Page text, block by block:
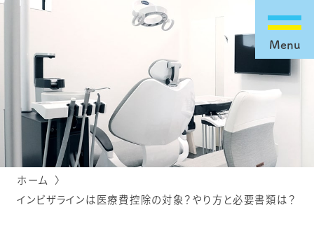
ホーム
インビザラインは医療費控除の対象？やり方と必要書類は？
Menu